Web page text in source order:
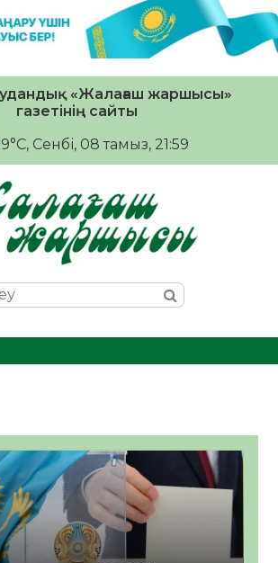
«Жалағаш жаршысы»
газетінің сайты
, Сенбі, 08 тамыз, 21:59